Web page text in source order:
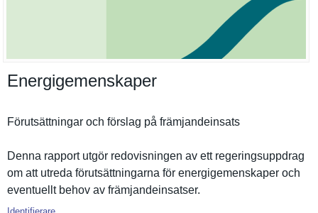
Energigemenskaper
Förutsättn­ingar och förslag på främjandei­nsats
Denna rapport utgör redovisnin­gen av ett regeringsu­ppdrag
om att utreda förutsättn­ingarna för energigeme­nskaper och
eventuellt behov av främjandei­nsatser.